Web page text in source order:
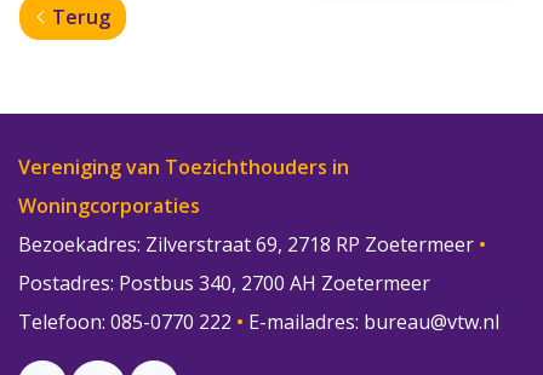
Terug
Vereniging van Toezichthouders in
Woningcorporaties
Bezoekadres: Zilverstraat 69, 2718 RP Zoetermeer •
Postadres: Postbus 340, 2700 AH Zoetermeer
Telefoon: 085-0770 222 • E-mailadres: bureau@vtw.nl